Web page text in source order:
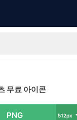
무료 아이콘
PNG 512px